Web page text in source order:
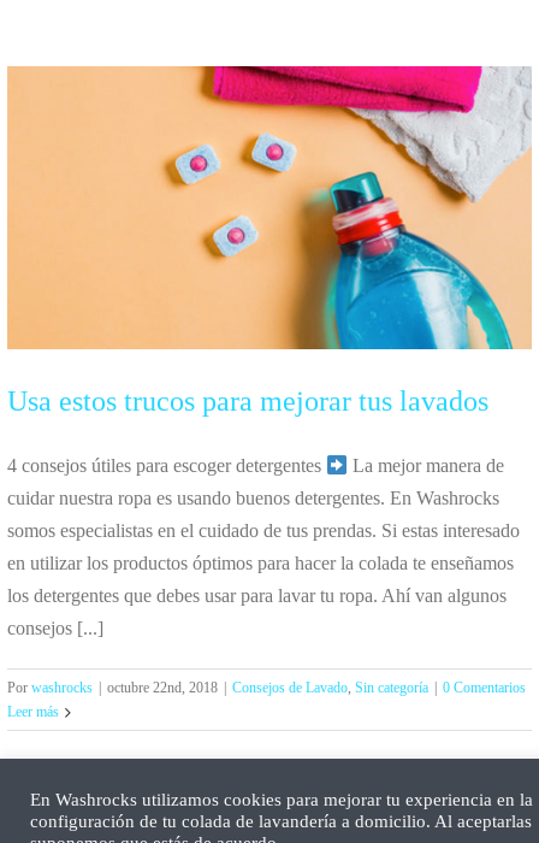
Usa estos trucos para mejorar tus lavados
4 consejos útiles para escoger detergentes
La mejor manera de
cuidar nuestra ropa es usando buenos detergentes. En Washrocks
somos especialistas en el cuidado de tus prendas. Si estas interesado
en utilizar los productos óptimos para hacer la colada te enseñamos
los detergentes que debes usar para lavar tu ropa. Ahí van algunos
consejos [...]
Por washrocks octubre 22nd, 2018 Consejos de Lavado, Sin categoría
0 Comentarios
Leer más
En Washrocks utilizamos cookies para mejorar tu experiencia en la
configuración de tu colada de lavandería a domicilio. Al aceptarlas